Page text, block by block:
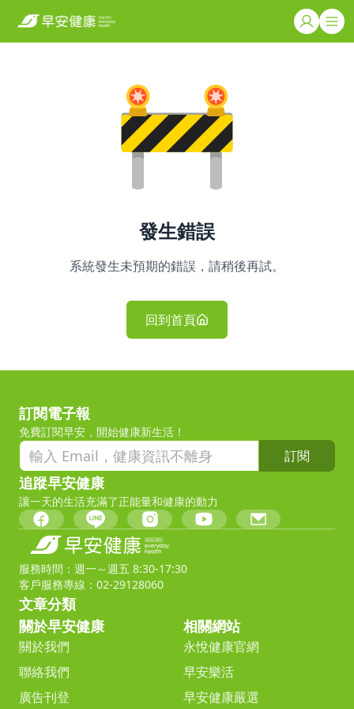
發生錯誤
系統發生未預期的錯誤，請稍後再試。
回到首頁
訂閱電子報
免費訂閱早安，開始健康新生活！
訂閱
追蹤早安健康
讓一天的生活充滿了正能量和健康的動力
服務時間：週一～週五 8:30-17:30
客戶服務專線：02-29128060
文章分類
關於早安健康
關於我們
聯絡我們
廣告刊登
相關網站
永悅健康官網
早安樂活
早安健康嚴選